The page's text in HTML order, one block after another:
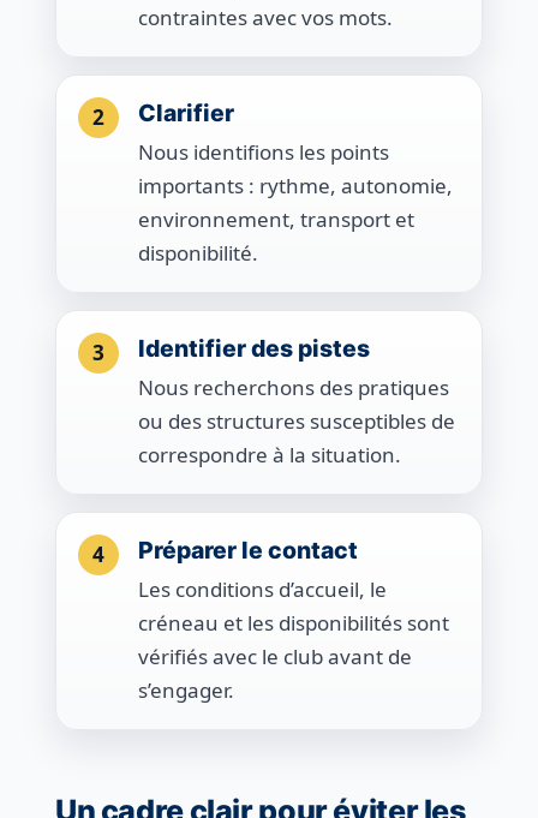
contraintes avec vos mots.
2 Clarifier
Nous identifions les points
importants : rythme, autonomie,
environnement, transport et
disponibilité.
3 Identifier des pistes
Nous recherchons des pratiques
ou des structures susceptibles de
correspondre à la situation.
4 Préparer le contact
Les conditions d’accueil, le
créneau et les disponibilités sont
vérifiés avec le club avant de
s’engager.